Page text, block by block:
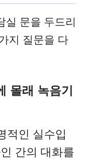
실 문을 두드리
지 질문을 다
몰래 녹음기
적인 실수입
간의 대화를